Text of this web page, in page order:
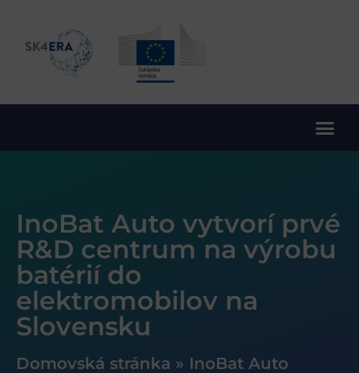
InoBat Auto vytvorí prvé
R&D centrum na výrobu
batérií do
elektromobilov na
Slovensku
Domovská stránka » InoBat Auto